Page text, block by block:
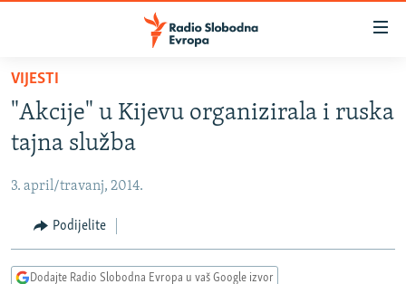
Pređite
glavni
sadržaj
Pređite
na
navigaciju
Pređite
na
VIJESTI
BOSNA I HERCEGOVINA
SRBIJA
KOSOVO
CRNA GORA
VIJESTI
"Akcije" u Kijevu organizirala i ruska
tajna služba
3. april/travanj, 2014.
Podijelite
Dodajte Radio Slobodna Evropa u vaš Google izvor